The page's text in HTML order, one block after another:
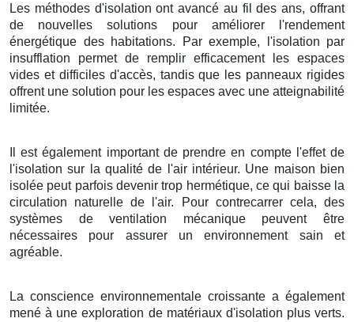
Les méthodes d'isolation ont avancé au fil des ans, offrant
de nouvelles solutions pour améliorer l'rendement
énergétique des habitations. Par exemple, l'isolation par
insufflation permet de remplir efficacement les espaces
vides et difficiles d'accès, tandis que les panneaux rigides
offrent une solution pour les espaces avec une atteignabilité
limitée.
Il est également important de prendre en compte l'effet de
l'isolation sur la qualité de l'air intérieur. Une maison bien
isolée peut parfois devenir trop hermétique, ce qui baisse la
circulation naturelle de l'air. Pour contrecarrer cela, des
systèmes de ventilation mécanique peuvent être
nécessaires pour assurer un environnement sain et
agréable.
La conscience environnementale croissante a également
mené à une exploration de matériaux d'isolation plus verts.